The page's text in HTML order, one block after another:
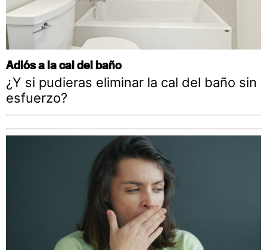
Adiós a la cal del baño
¿Y si pudieras eliminar la cal del baño sin
esfuerzo?